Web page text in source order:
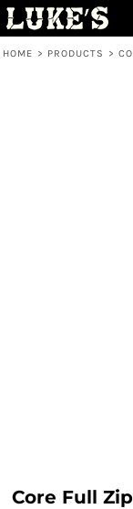
HOME > PRODUCTS >
Core Full